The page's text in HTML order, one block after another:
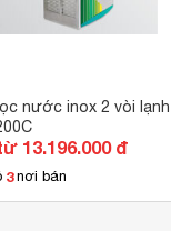
nước inox 2 vòi lạnh
13.196.000 đ
3 nơi bán